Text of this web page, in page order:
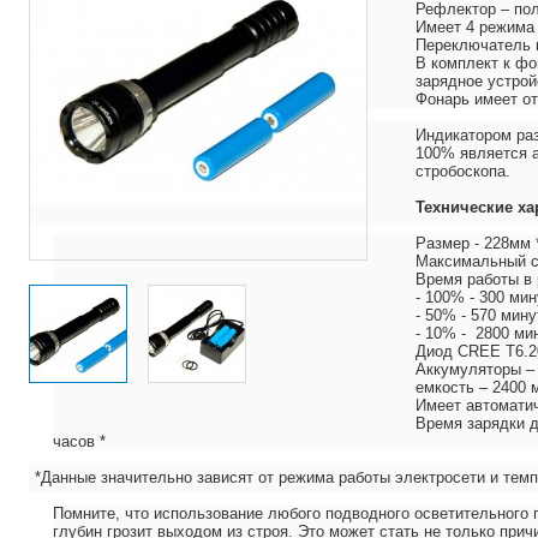
Рефлектор –
Имеет 4 режима
Переключатель
В комплект к
зарядное
Фонарь имеет
Индикатором
100% является
стробоскопа.
Технические
Размер - 228мм
Максимальный
Время работы
- 100% - 300
- 50% - 570
- 10% - 2800
Диод CREE
Аккумуляторы –
емкость – 2400
Имеет
Время зарядки
часов *
*Данные значительно зависят от режима работы электросети и
Помните, что использование любого подводного
глубин грозит выходом из строя. Это может стать не только